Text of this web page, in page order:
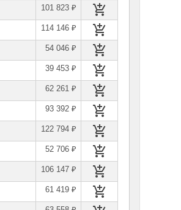
101 823 ₽
114 146 ₽
54 046 ₽
39 453 ₽
62 261 ₽
93 392 ₽
122 794 ₽
52 706 ₽
106 147 ₽
61 419 ₽